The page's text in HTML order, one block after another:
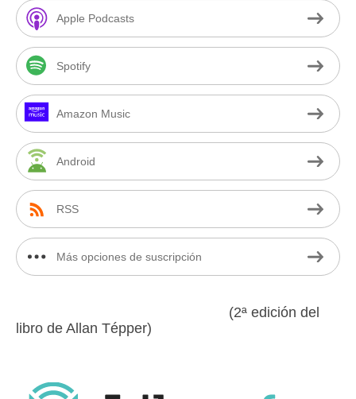
Apple Podcasts
Spotify
Amazon Music
Android
RSS
Más opciones de suscripción
(2ª edición del
libro de Allan Tépper)